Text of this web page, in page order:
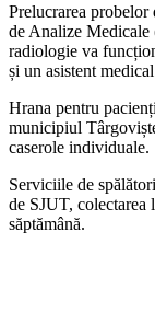
Prelucrarea
de Analize
radiologie va
și un asistent
Hrana pentru
municipiul
caserole individuale.
Serviciile de
de SJUT, colectarea
săptămână.